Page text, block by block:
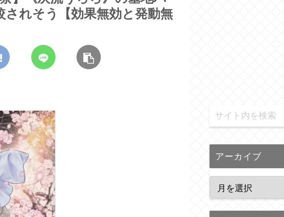
れそう【効果無効と発動無
アーカイブ